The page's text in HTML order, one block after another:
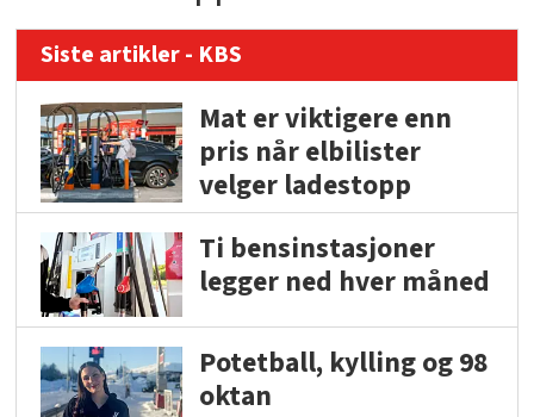
Siste artikler - KBS
Mat er viktigere enn
pris når elbilister
velger ladestopp
Ti bensinstasjoner
legger ned hver måned
Potetball, kylling og 98
oktan